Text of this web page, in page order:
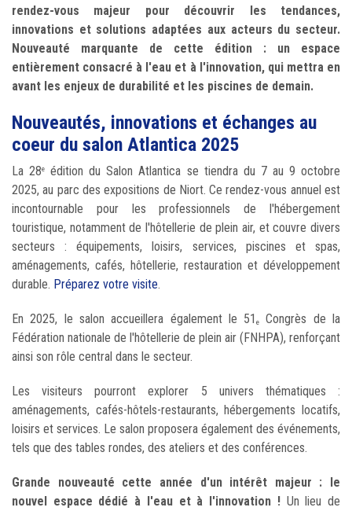
rendez-vous majeur pour découvrir les tendances,
innovations et solutions adaptées aux acteurs du secteur.
Nouveauté marquante de cette édition : un espace
entièrement consacré à l'eau et à l'innovation, qui mettra en
avant les enjeux de durabilité et les piscines de demain.
Nouveautés, innovations et échanges au
coeur du salon Atlantica 2025
La 28e
édition du Salon Atlantica se tiendra du 7 au 9 octobre
2025, au parc des expositions de Niort. Ce rendez-vous annuel est
incontournable pour les professionnels de l'hébergement
touristique, notamment de l'hôtellerie de plein air, et couvre divers
secteurs : équipements, loisirs, services, piscines et spas,
aménagements, cafés, hôtellerie, restauration et développement
durable. Préparez votre visite
En 2025, le salon accueillera également le 51e
Congrès de la
Fédération nationale de l'hôtellerie de plein air (FNHPA), renforçant
ainsi son rôle central dans le secteur.
Les visiteurs pourront explorer 5 univers thématiques :
aménagements, cafés-hôtels-restaurants, hébergements locatifs,
loisirs et services. Le salon proposera également des événements,
tels que des tables rondes, des ateliers et des conférences.
Grande nouveauté cette année d'un intérêt majeur : le
nouvel espace dédié à l'eau et à l'innovation !Un lieu de